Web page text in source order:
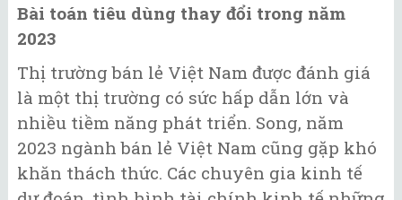
Bài toán tiêu dùng thay đổi trong năm
2023
Thị trường bán lẻ Việt Nam được đánh giá
là một thị trường có sức hấp dẫn lớn và
nhiều tiềm năng phát triển. Song, năm
2023 ngành bán lẻ Việt Nam cũng gặp khó
khăn thách thức. Các chuyên gia kinh tế